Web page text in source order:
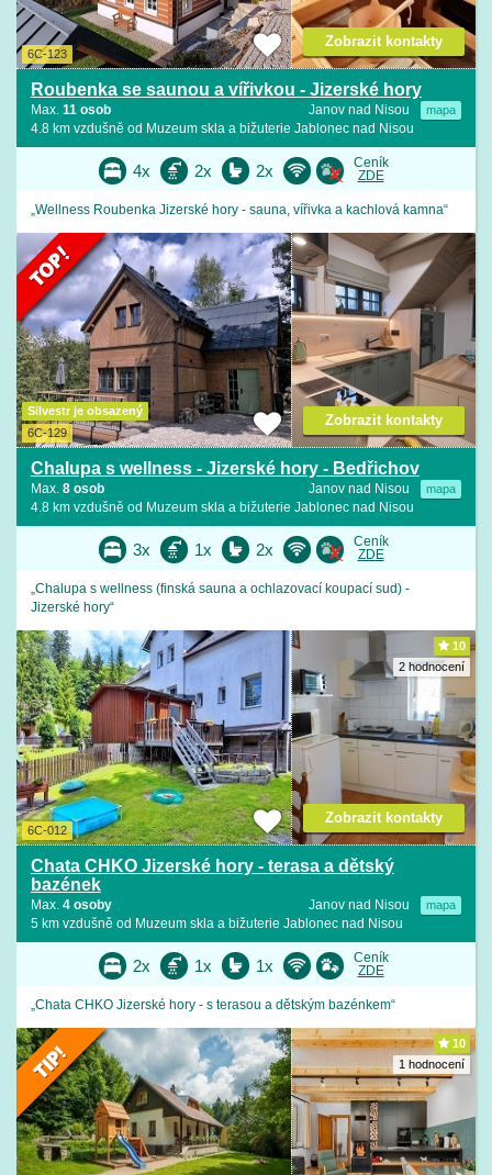
6C-123
Roubenka se saunou a vířivkou - Jizerské hory
Janov nad Nisou mapa
Max. 11 osob
4.8 km vzdušně od Muzeum skla a bižuterie Jablonec nad Nisou
Zobrazit kontakty
4x 2x 2x
Ceník
ZDE
„Wellness Roubenka Jizerské hory - sauna, vířivka a kachlová kamna“
Silvestr je obsazený
6C-129
Chalupa s wellness - Jizerské hory - Bedřichov
Janov nad Nisou mapa
Max. 8 osob
4.8 km vzdušně od Muzeum skla a bižuterie Jablonec nad Nisou
Zobrazit kontakty
3x 1x 2x
Ceník
ZDE
„Chalupa s wellness (finská sauna a ochlazovací koupací sud) -
Jizerské hory“
10
2 hodnocení
6C-012
Chata CHKO Jizerské hory - terasa a dětský
bazének
Janov nad Nisou mapa
Max. 4 osoby
5 km vzdušně od Muzeum skla a bižuterie Jablonec nad Nisou
Zobrazit kontakty
2x 1x 1x
Ceník
ZDE
„Chata CHKO Jizerské hory - s terasou a dětským bazénkem“
10
1 hodnocení